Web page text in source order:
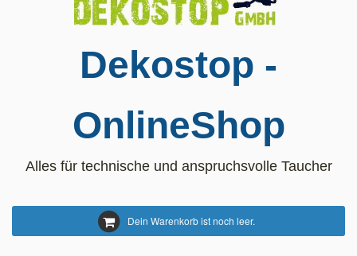
Dekostop -
OnlineShop
Alles für technische und anspruchsvolle Taucher
Dein Warenkorb ist noch leer.